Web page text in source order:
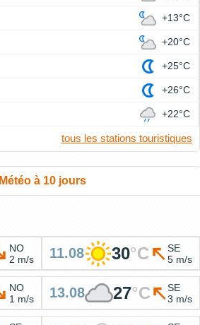
+13°C
+20°C
+25°C
+26°C
+22°C
tous les stations touristiques
Météo à 10 jours
NO
2 m/s
11.08 30°C
SE
5 m/s
NO
1 m/s
13.08 27°C
SE
3 m/s